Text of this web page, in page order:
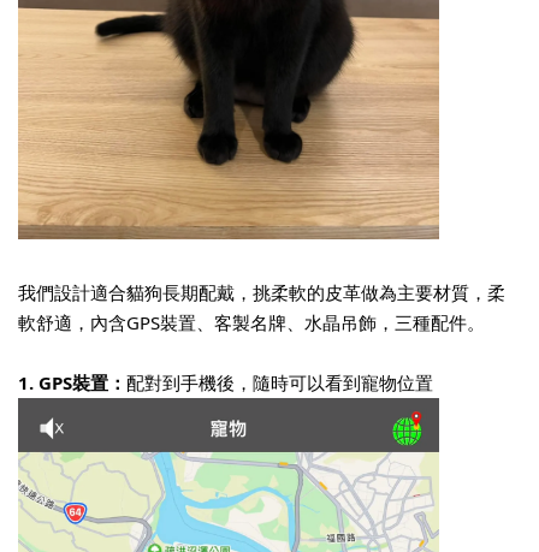
我們設計適合貓狗長期配戴， 挑柔軟的皮革做為主要材質， 柔
軟舒適，內含GPS裝置、客製名牌、水晶吊飾，三種配件。
1. GPS裝置： 配對到手機後，隨時可以看到寵物位置